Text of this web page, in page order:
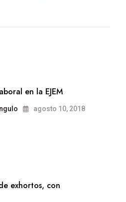
en la EJEM
agosto 10, 2018
exhortos, con